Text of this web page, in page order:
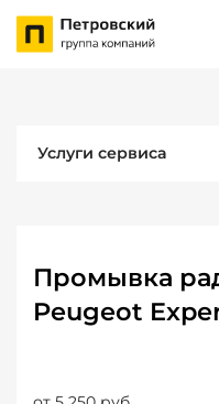
Услуги сервиса
Промывка
Peugeot